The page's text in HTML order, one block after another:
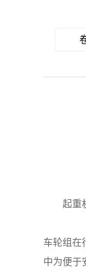
起重机
车轮组在
中为便于